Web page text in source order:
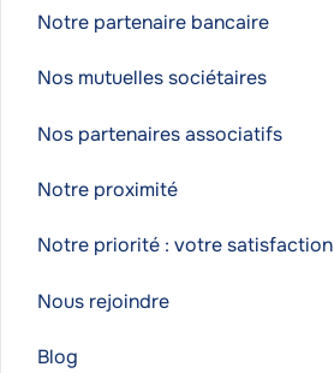
Notre partenaire bancaire
Nos mutuelles sociétaires
Nos partenaires associatifs
Notre proximité
Notre priorité : votre satisfaction
Nous rejoindre
Blog